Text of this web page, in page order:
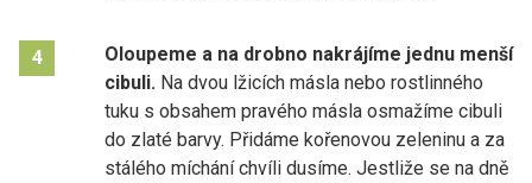
4
Oloupeme a na drobno nakrájíme jednu menší
cibuli. Na dvou lžicích másla nebo rostlinného
tuku s obsahem pravého másla osmažíme cibuli
do zlaté barvy. Přidáme kořenovou zeleninu a za
stálého míchání chvíli dusíme. Jestliže se na dně